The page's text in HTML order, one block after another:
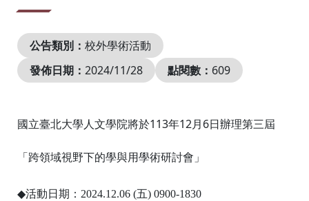
公告類別： 校外學術活動
發佈日期： 2024/11/28 點閱數： 609
國立臺北大學人文學院將於113年12月6日辦理第三屆
「跨領域視野下的學與用學術研討會」
◆活動日期：2024.12.06 (五) 0900-1830